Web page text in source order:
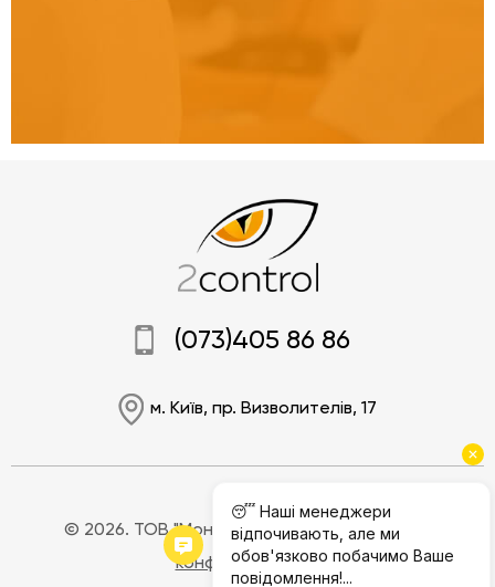
(073)405 86 86
м. Київ, пр. Визволителів, 17
© 2026. ТОВ "Моніторінг Джі.Пі.Ес".Політика
конфіденційності